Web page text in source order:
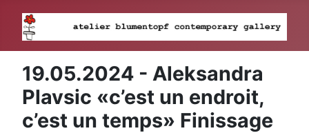
19.05.2024 - Aleksandra
Plavsic «c’est un endroit,
c’est un temps» Finissage